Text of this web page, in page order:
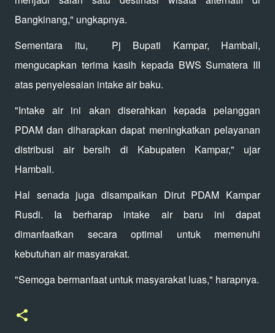
Bangkinang," ungkapnya.
Sementara itu, Pj Bupati Kampar, Hambali,
mengucapkan terima kasih kepada BWS Sumatera III
atas penyelesaian intake air baku.
"Intake air ini akan diserahkan kepada pelanggan
PDAM dan diharapkan dapat meningkatkan pelayanan
distribusi air bersih di Kabupaten Kampar," ujar
Hambali.
Hal senada juga disampaikan Dirut PDAM Kampar
Rusdi. Ia berharap intake air baru ini dapat
dimanfaatkan secara optimal untuk memenuhi
kebutuhan air masyarakat.
"Semoga bermanfaat untuk masyarakat luas," harapnya.